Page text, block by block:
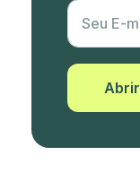
Utm
Seu E-
Abrir